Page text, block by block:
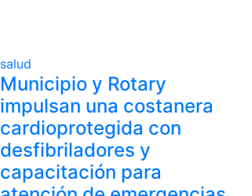
salud
Municipio y Rotary
impulsan una costanera
cardioprotegida con
desfibriladores y
capacitación para